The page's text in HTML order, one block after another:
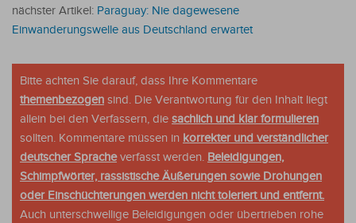
nächster Artikel: Paraguay: Nie dagewesene
Einwanderungswelle aus Deutschland erwartet
Bitte achten Sie darauf, dass Ihre Kommentare
themenbezogen sind. Die Verantwortung für den Inhalt liegt
allein bei den Verfassern, die sachlich und klar formulieren
sollten. Kommentare müssen in korrekter und verständlicher
deutscher Spracheverfasst werden. Beleidigungen,
Schimpfwörter, rassistische Äußerungen sowie Drohungen
oder Einschüchterungen werden nicht toleriert und entfernt.
Auch unterschwellige Beleidigungen oder übertrieben rohe